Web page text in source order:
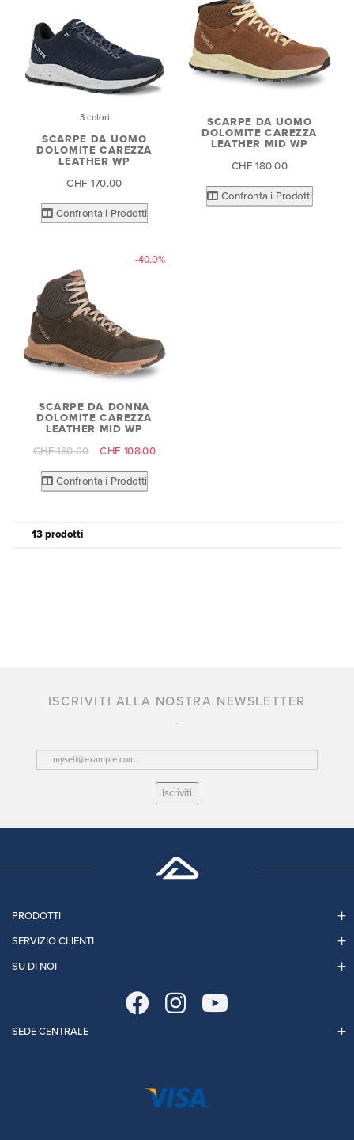
3 colori
SCARPE DA UOMO
DOLOMITE CAREZZA
LEATHER WP
CHF 170.00
Confronta i Prodotti
SCARPE DA UOMO
DOLOMITE CAREZZA
LEATHER MID WP
CHF 180.00
Confronta i Prodotti
-40.0%
SCARPE DA DONNA
DOLOMITE CAREZZA
LEATHER MID WP
CHF 180.00 CHF 108.00
Confronta i Prodotti
13 prodotti
ISCRIVITI ALLA NOSTRA NEWSLETTER
Iscriviti
PRODOTTI
SERVIZIO CLIENTI
SU DI NOI
SEDE CENTRALE